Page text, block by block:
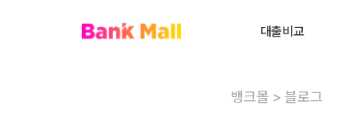
대출비교
뱅크몰 > 블로그